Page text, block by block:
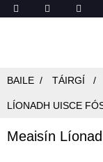
BAILE TÁIRGÍ
LÍONADH UISCE
Meaisín